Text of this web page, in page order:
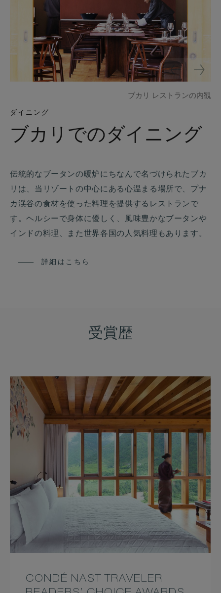
ダイニング
ブカリでのダイニング
伝統的なブータンの暖炉にちなんで名づけられたブカ
リは、当リゾートの中心にある心温まる場所で、プナ
カ渓谷の食材を使った料理を提供するレストランで
す。ヘルシーで身体に優しく、風味豊かなブータンや
インドの料理、また世界各国の人気料理もあります。
詳細はこちら
ブカリ レストランの内観
受賞歴
CONDÉ NAST TRAVELER